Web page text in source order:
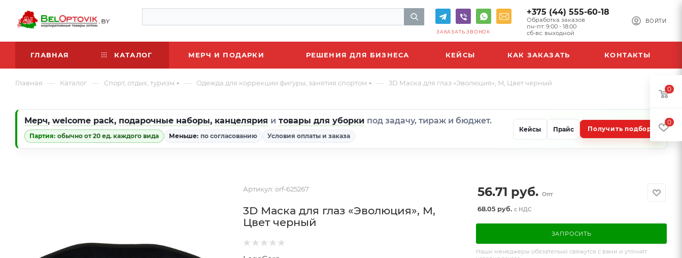
ВОЙТИ
+375 (44) 555-60-18
Обработка заказов
пн-пт: 9:00 - 18:00
сб-вс: выходной
ЗАКАЗАТЬ ЗВОНОК
ГЛАВНАЯ КАТАЛОГ МЕРЧ И ПОДАРКИ РЕШЕНИЯ ДЛЯ БИЗНЕСА КЕЙСЫ КАК ЗАКАЗАТЬ КОНТАКТЫ
Главная — Каталог — Спорт, отдых, туризм — Одежда для коррекции фигуры, занятия спортом — 3D Маска для глаз «Эволюция», M, Цвет черный
Мерч, welcome pack, подарочные наборы, канцелярия и товары для уборки под задачу, тираж и бюджет.
Партия: обычно от 20 ед. каждого вида Меньше: по согласованию Условия оплаты и заказа
Кейсы Прайс Получить подбор
Артикул: orf-625267
3D Маска для глаз «Эволюция», M,
Цвет черный
56.71 руб. Опт
68.05 руб.с НДС
ЗАПРОСИТЬ
Наши менеджеры обязательно свяжутся с вами и уточнят
0
0